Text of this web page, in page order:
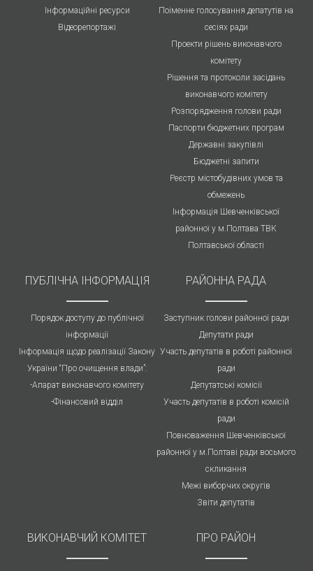
Інформаційні ресурси
Відеорепортажі
Поіменне голосування депатутів на
сесіях ради
Проекти рішень виконавчого
комітету
Рішення та протоколи засідань
виконавчого комітету
Розпорядження голови ради
Паспорти бюджетних програм
Державні закупівлі
Бюджетні запити
Реєстр містобудівних умов та
обмежень
Інформація Шевченківської
районної у м.Полтава ТВК
Полтавської області
ПУБЛIЧНА IНФОРМАЦІЯ
Порядок доступу до публічної
інформації
Інформація щодо реалізації Закону
України “Про очищення влади”:
-Апарат виконавчого комітету
-Фінансовий відділ
РАЙОННА РАДА
Заступник голови районної ради
Депутати ради
Участь депутатів в роботі районної
ради
Депутатські комісії
Участь депутатів в роботі комісій
ради
Повноваження Шевченківської
районної у м.Полтаві ради восьмого
скликання
Межі виборчих округів
Звіти депутатів
ВИКОНАВЧИЙ КОМІТЕТ ПРО РАЙОН